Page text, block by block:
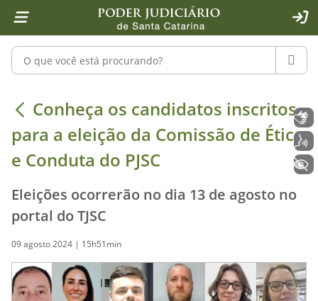
1 Ir para o conteúdo
2 Ir para a ferramenta de acessibilidade - Rybená
4 Ir para o menu principal
5 Ir para a pesquisa
6 Ir para o rodapé
7 Ir para a página inicial
Pesquisar no portal
Conheça os candidatos inscritos
Conheça os candidatos inscritos
para a eleição da Comissão de Ética
e Conduta do PJSC
Eleições ocorrerão no dia 13 de agosto no
portal do TJSC
09 agosto 2024 | 15h51min
Libras
Voz